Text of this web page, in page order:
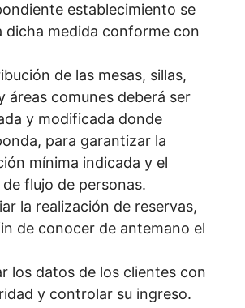
establecimiento se
dicha medida conforme con
de las mesas, sillas,
áreas comunes deberá ser
y modificada donde
para garantizar la
mínima indicada y el
flujo de personas.
la realización de reservas,
de conocer de antemano el
los datos de los clientes con
y controlar su ingreso.